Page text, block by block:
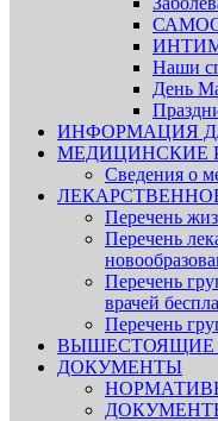
Наши
День
ИНФОРМАЦИЯ
МЕДИЦИНСКИЕ
Сведения о
Перечень
Перечень
Перечень
врачей
Перечень
ВЫШЕСТОЯЩИЕ
ДОКУМЕНТЫ